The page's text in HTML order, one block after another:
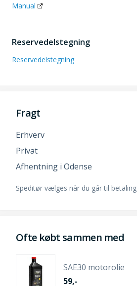
Manual
Reservedelstegning
Reservedelstegning
Fragt
Erhverv
Privat
Afhentning i Odense
Speditør vælges når du går til betaling
Ofte købt sammen med
SAE30 motorolie
59,-